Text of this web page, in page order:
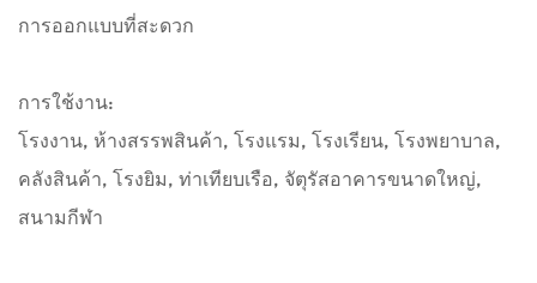
การออกแบบที่สะดวก
การใช้งาน:
โรงงาน, ห้างสรรพสินค้า, โรงแรม, โรงเรียน, โรงพยาบาล,
คลังสินค้า, โรงยิม, ท่าเทียบเรือ, จัตุรัสอาคารขนาดใหญ่,
สนามกีฬา